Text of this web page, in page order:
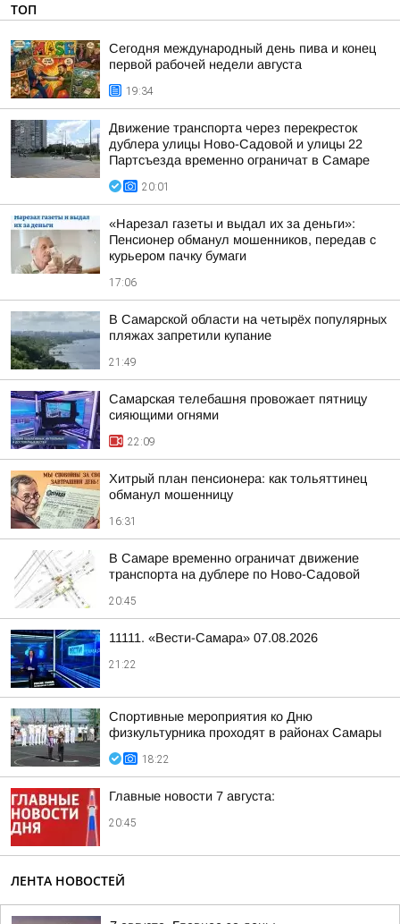
ТОП
Сегодня международный день пива и конец
первой рабочей недели августа
19:34
Движение транспорта через перекресток
дублера улицы Ново-Садовой и улицы 22
Партсъезда временно ограничат в Самаре
20:01
«Нарезал газеты и выдал их за деньги»:
Пенсионер обманул мошенников, передав с
курьером пачку бумаги
17:06
В Самарской области на четырёх популярных
пляжах запретили купание
21:49
Самарская телебашня провожает пятницу
сияющими огнями
22:09
Хитрый план пенсионера: как тольяттинец
обманул мошенницу
16:31
В Самаре временно ограничат движение
транспорта на дублере по Ново-Садовой
20:45
11111. «Вести-Самара» 07.08.2026
21:22
Спортивные мероприятия ко Дню
физкультурника проходят в районах Самары
18:22
Главные новости 7 августа:
20:45
ЛЕНТА НОВОСТЕЙ